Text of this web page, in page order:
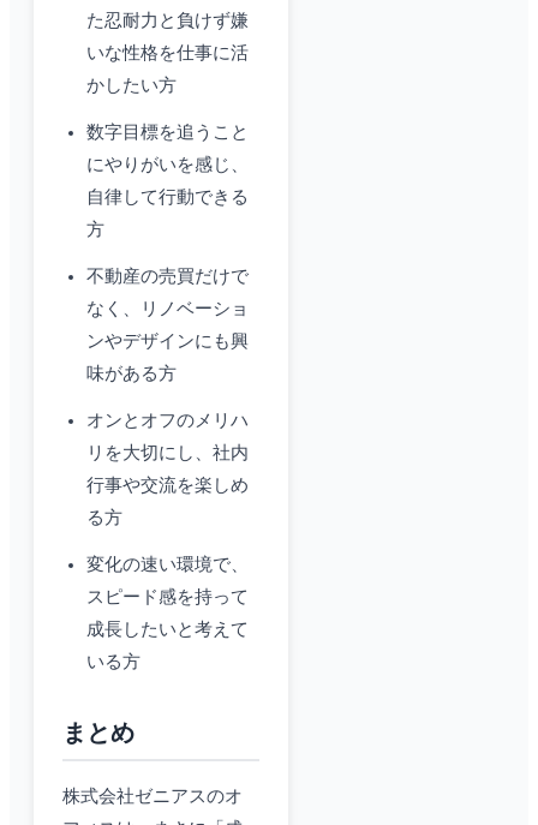
た忍耐力と負けず嫌
いな性格を仕事に活
かしたい方
数字目標を追うこと
にやりがいを感じ、
自律して行動できる
方
不動産の売買だけで
なく、リノベーショ
ンやデザインにも興
味がある方
オンとオフのメリハ
リを大切にし、社内
行事や交流を楽しめ
る方
変化の速い環境で、
スピード感を持って
成長したいと考えて
いる方
まとめ
株式会社ゼニアスのオ